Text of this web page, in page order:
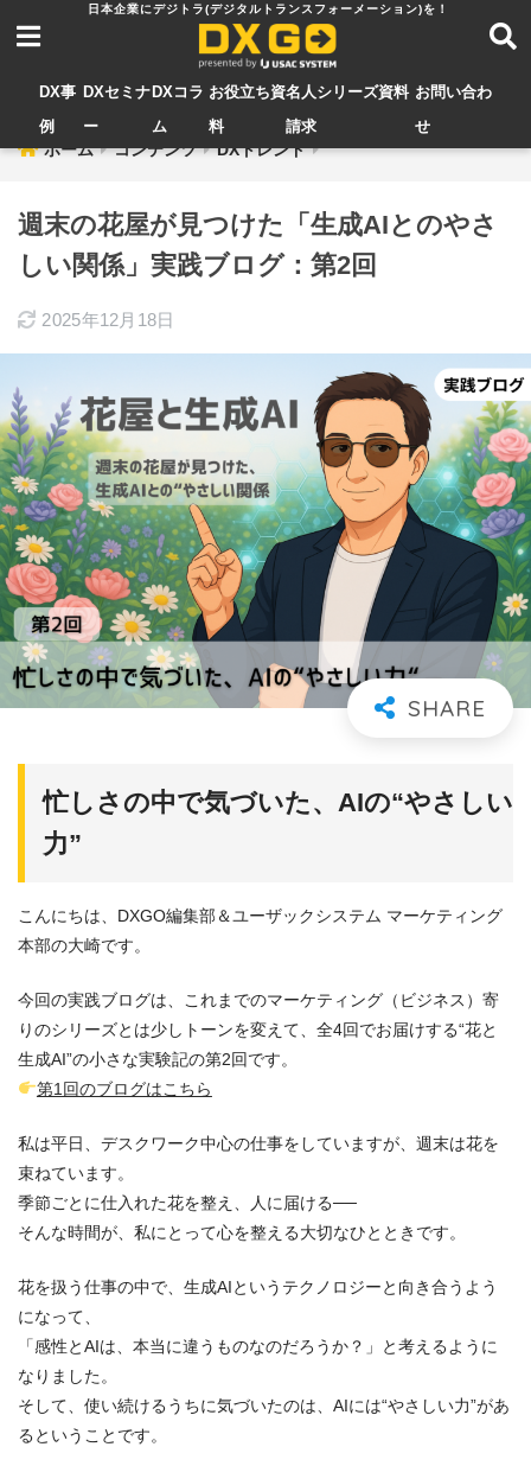
DX事
例
DXセミナ
ー
DXコラ
ム
お役立ち資
料
名人シリーズ資料
請求
お問い合わ
せ
ホーム コンテンツ DXトレンド
週末の花屋が見つけた「生成AIとのやさ
しい関係」実践ブログ：第2回
2025年12月18日
忙しさの中で気づいた、AIの“やさしい
力”
こんにちは、DXGO編集部＆ユーザックシステム マーケティング
本部の大崎です。
今回の実践ブログは、これまでのマーケティング（ビジネス）寄
りのシリーズとは少しトーンを変えて、全4回でお届けする“花と
生成AI”の小さな実験記の第2回です。
第1回のブログはこちら
私は平日、デスクワーク中心の仕事をしていますが、週末は花を
束ねています。
季節ごとに仕入れた花を整え、人に届ける──
そんな時間が、私にとって心を整える大切なひとときです。
花を扱う仕事の中で、生成AIというテクノロジーと向き合うよう
になって、
「感性とAIは、本当に違うものなのだろうか？」と考えるように
なりました。
そして、使い続けるうちに気づいたのは、AIには“やさしい力”があ
るということです。